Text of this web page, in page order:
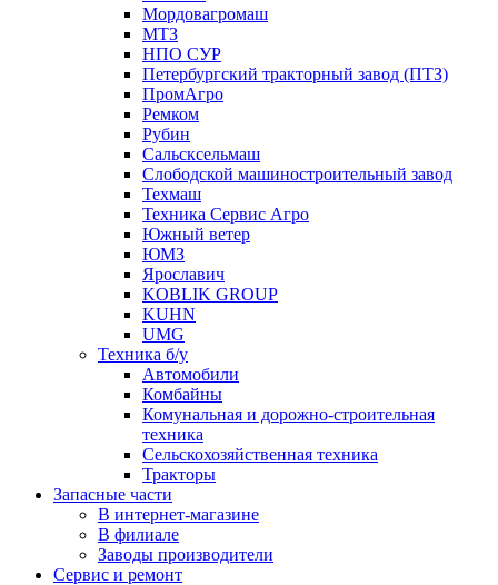
Мордовагромаш
МТЗ
НПО СУР
Петербургский тракторный завод (ПТЗ)
ПромАгро
Ремком
Рубин
Сальскcельмаш
Слободской машиностроительный завод
Техмаш
Техника Сервис Агро
Южный ветер
ЮМЗ
Ярославич
KOBLIK GROUP
KUHN
UMG
Техника б/у
Автомобили
Комбайны
Комунальная и дорожно-строительная
техника
Сельскохозяйственная техника
Тракторы
Запасные части
В интернет-магазине
В филиале
Заводы производители
Сервис и ремонт